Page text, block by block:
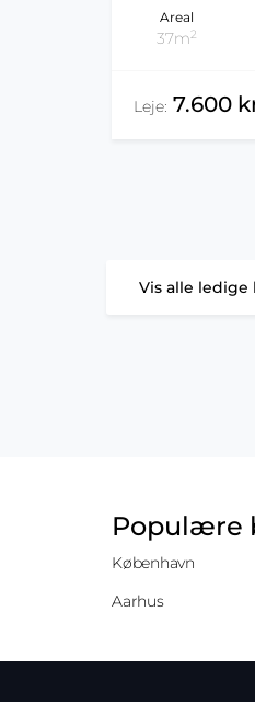
Areal
37m2
Leje: 7.600
Vis alle
Populære
København
Aarhus